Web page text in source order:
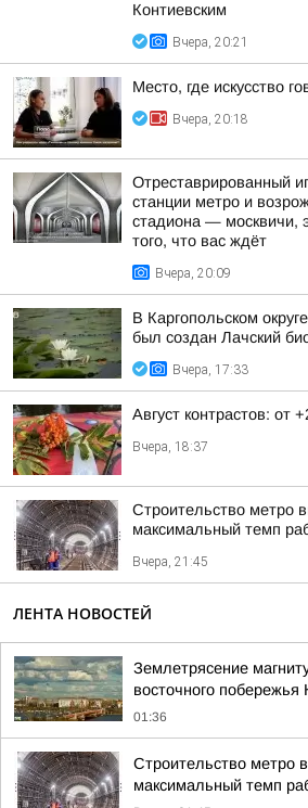
Контиевским
Вчера, 20:21
Место, где искусство
Вчера, 20:18
Отреставрированный
станции метро и
стадиона — москвичи,
того, что вас ждёт
Вчера, 20:09
В Каргопольском
был создан Лачский
Вчера, 17:33
Август контрастов: от
Вчера, 18:37
Строительство метро
максимальный темп
Вчера, 21:45
ЛЕНТА НОВОСТЕЙ
Землетрясение
восточного побережья
01:36
Строительство метро
максимальный темп